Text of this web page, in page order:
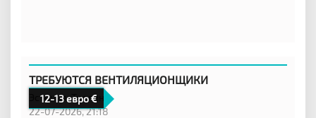
12-13 евро
ТРЕБУЮТСЯ ВЕНТИЛЯЦИОНЩИКИ
Эстония,Таллинн
22-07-2026, 21:18